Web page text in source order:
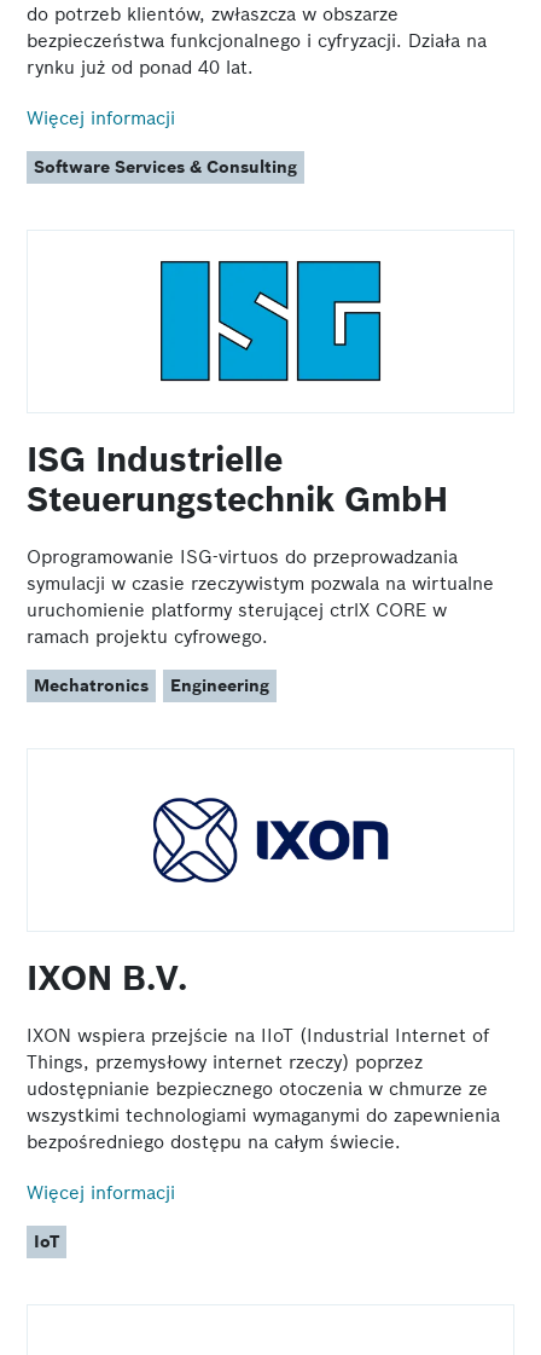
do potrzeb klientów, zwłaszcza w obszarze
bezpieczeństwa funkcjonalnego i cyfryzacji. Działa na
rynku już od ponad 40 lat.
Więcej informacji
Software Services & Consulting
ISG Industrielle
Steuerungstechnik GmbH
Oprogramowanie ISG-virtuos do przeprowadzania
symulacji w czasie rzeczywistym pozwala na wirtualne
uruchomienie platformy sterującej ctrlX CORE w
ramach projektu cyfrowego.
Mechatronics Engineering
IXON B.V.
IXON wspiera przejście na IIoT (Industrial Internet of
Things, przemysłowy internet rzeczy) poprzez
udostępnianie bezpiecznego otoczenia w chmurze ze
wszystkimi technologiami wymaganymi do zapewnienia
bezpośredniego dostępu na całym świecie.
Więcej informacji
IoT